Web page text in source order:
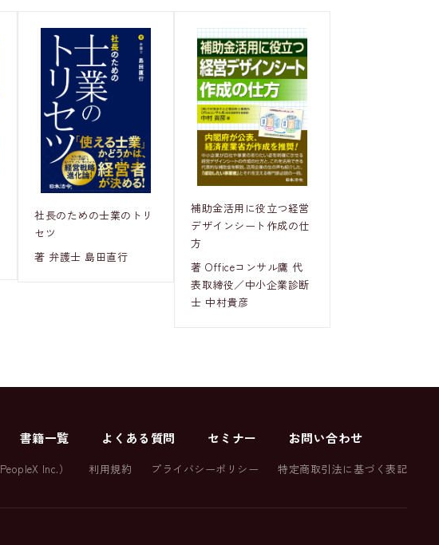
社長のための士業のトリ
セツ
著 弁護士 島田直行
補助金活用に役立つ経営
デザインシート作成の仕
方
著 Officeコンサル鷹 代
表取締役／中小企業診断
士 中村貴彦
書籍一覧 よくある質問 セミナー お問い合わせ
PeopleX Inc.） 利用規約 プライバシーポリシー 特定商取引法に基づく表記